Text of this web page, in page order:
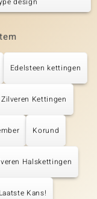
Edelsteen kettingen
Zilveren Kettingen
Korund
Halskettingen
Kans!